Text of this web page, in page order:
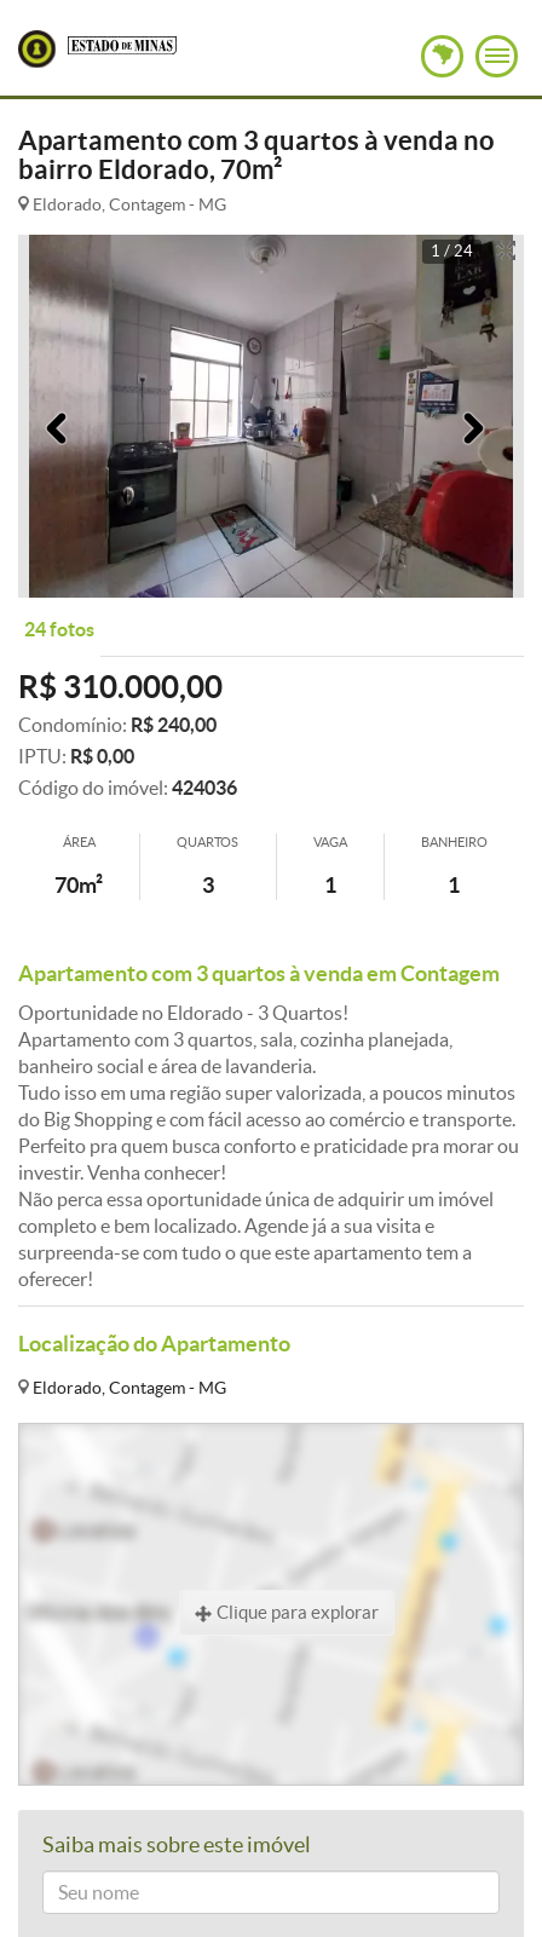
Apartamento com 3 quartos à venda no
bairro Eldorado, 70m²
Eldorado, Contagem - MG
1 / 24
Anterior
24 fotos
R$ 310.000,00
Condomínio: R$ 240,00
IPTU: R$ 0,00
Código do imóvel: 424036
ÁREA
70m²
QUARTOS
3
VAGA
1
BANHEIRO
1
Apartamento com 3 quartos à venda em Contagem
Oportunidade no Eldorado - 3 Quartos!
Apartamento com 3 quartos, sala, cozinha planejada,
banheiro social e área de lavanderia.
Tudo isso em uma região super valorizada, a poucos minutos
do Big Shopping e com fácil acesso ao comércio e transporte.
Perfeito pra quem busca conforto e praticidade pra morar ou
investir. Venha conhecer!
Não perca essa oportunidade única de adquirir um imóvel
completo e bem localizado. Agende já a sua visita e
surpreenda-se com tudo o que este apartamento tem a
oferecer!
Localização do Apartamento
Eldorado, Contagem - MG
Clique para explorar
Saiba mais sobre este imóvel